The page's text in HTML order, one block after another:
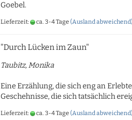
Goebel.
Lieferzeit: ca. 3-4 Tage (Ausland abweichend)
"Durch Lücken im Zaun"
Taubitz, Monika
Eine Erzählung, die sich eng an
Geschehnisse, die sich tatsächlich
Lieferzeit: ca. 3-4 Tage (Ausland abweichend)